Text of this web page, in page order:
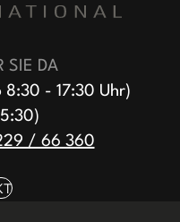
SIE DA
8:30 - 17:30 Uhr)
/ 66 360